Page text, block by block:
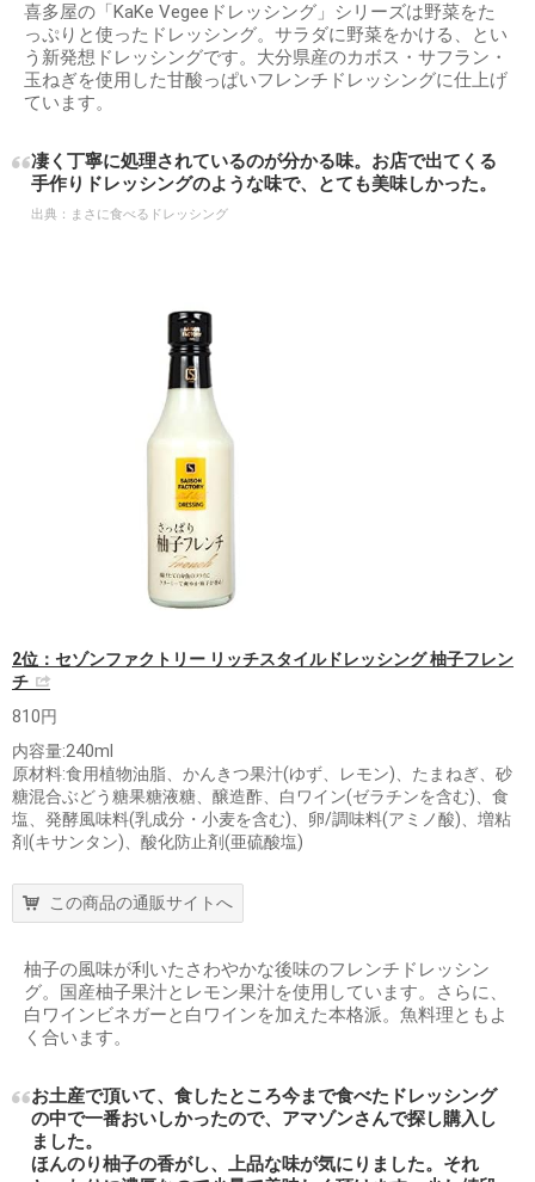
喜多屋の「KaKe Vegeeドレッシング」シリーズは野菜をた
っぷりと使ったドレッシング。サラダに野菜をかける、とい
う新発想ドレッシングです。大分県産のカボス・サフラン・
玉ねぎを使用した甘酸っぱいフレンチドレッシングに仕上げ
ています。
凄く丁寧に処理されているのが分かる味。お店で出てくる
手作りドレッシングのような味で、とても美味しかった。
出典： まさに食べるドレッシング
2位：セゾンファクトリー リッチスタイルドレッシング 柚子フレン
チ
810円
内容量:240ml
原材料:食用植物油脂、かんきつ果汁(ゆず、レモン)、たまねぎ、砂
糖混合ぶどう糖果糖液糖、醸造酢、白ワイン(ゼラチンを含む)、食
塩、発酵風味料(乳成分・小麦を含む)、卵/調味料(アミノ酸)、増粘
剤(キサンタン)、酸化防止剤(亜硫酸塩)
この商品の通販サイトへ
柚子の風味が利いたさわやかな後味のフレンチドレッシン
グ。国産柚子果汁とレモン果汁を使用しています。さらに、
白ワインビネガーと白ワインを加えた本格派。魚料理ともよ
く合います。
お土産で頂いて、食したところ今まで食べたドレッシング
の中で一番おいしかったので、アマゾンさんで探し購入し
ました。
ほんのり柚子の香がし、上品な味が気にりました。それ